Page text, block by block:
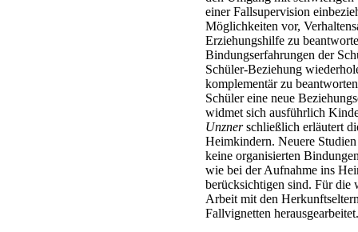
einer Fallsupervision
Möglichkeiten vor,
Erziehungshilfe zu
Bindungserfahrungen der
Schüler-Beziehung
komplementär zu
Schüler eine neue
widmet sich ausführlich
Unznerschließlich erläutert
Heimkindern. Neuere
keine organisierten
wie bei der Aufnahme ins
berücksichtigen sind. Für die
Arbeit mit den
Fallvignetten herausgearbeitet.